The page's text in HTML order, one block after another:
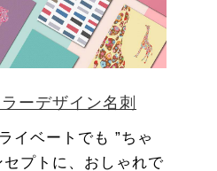
ーデザイン名刺
イベートでも ”ちゃ
セプトに、おしゃれで